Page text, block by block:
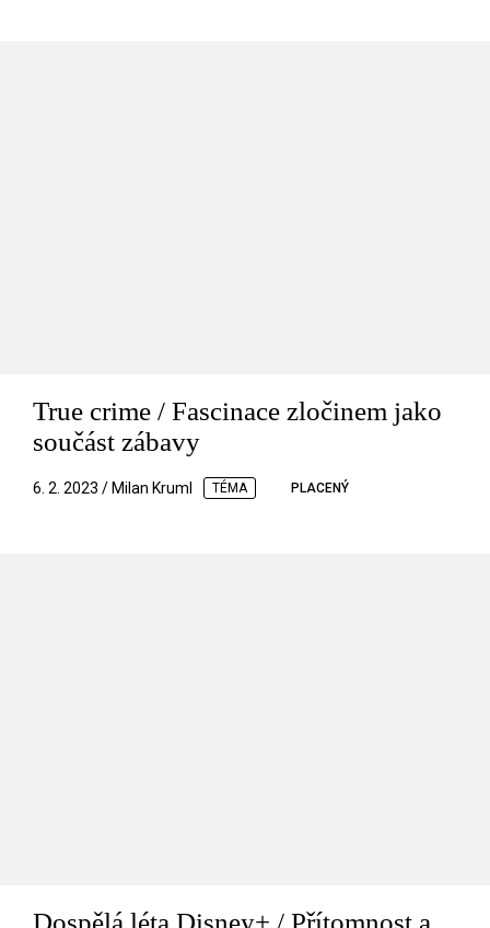
True crime / Fascinace zločinem jako
součást zábavy
6. 2. 2023 / Milan Kruml TÉMA PLACENÝ